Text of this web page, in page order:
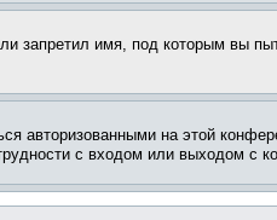
запретил имя, под которым вы
авторизованными на этой
с входом или выходом с